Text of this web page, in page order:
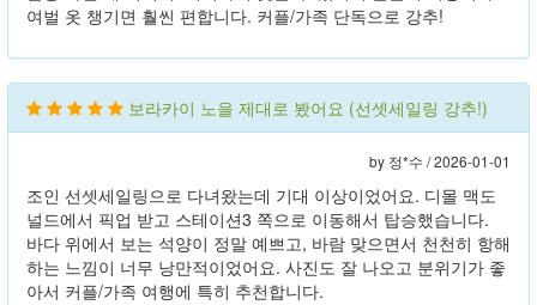
여벌 옷 챙기면 훨씬 편합니다. 커플/가족 단독으로 강추!
보라카이 노을 제대로 봤어요 (선셋세일링 강추!)
by 정*수 /2026-01-01
조인 선셋세일링으로 다녀왔는데 기대 이상이었어요. 디몰 맥도
널드에서 픽업 받고 스테이션3 쪽으로 이동해서 탑승했습니다.
바다 위에서 보는 석양이 정말 예쁘고, 바람 맞으면서 천천히 항해
하는 느낌이 너무 낭만적이었어요. 사진도 잘 나오고 분위기가 좋
아서 커플/가족 여행에 특히 추천합니다.